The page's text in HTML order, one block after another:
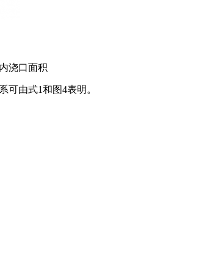
浇口面积
可由式1和图4表明。